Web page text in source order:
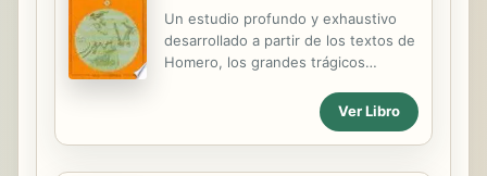
Un estudio profundo y exhaustivo
desarrollado a partir de los textos de
Homero, los grandes trágicos
hipocrático sobre la concepción
antigua de la personalidad, su
constitución y sus perturbaciones.
Ver Libro